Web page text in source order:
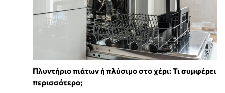
Πλυντήριο πιάτων ή πλύσιμο στο χέρι: Τι συμφέρει
περισσότερο;